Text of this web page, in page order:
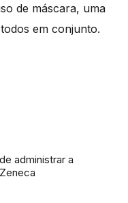
de máscara, uma
em conjunto.
administrar a